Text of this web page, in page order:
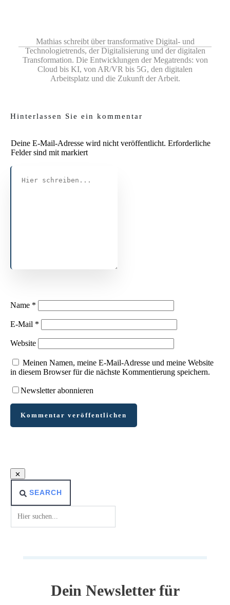
Mathias schreibt über transformative Digital- und
Technologietrends, der Digitalisierung und der digitalen
Transformation. Die Entwicklungen der Megatrends: von
Cloud bis KI, von AR/VR bis 5G, den digitalen
Arbeitsplatz und die Zukunft der Arbeit.
Hinterlassen Sie ein kommentar
Deine E-Mail-Adresse wird nicht veröffentlicht. Erforderliche
Felder sind mit markiert
Name *
E-Mail *
Website
Meinen Namen, meine E-Mail-Adresse und meine Website
in diesem Browser für die nächste Kommentierung speichern.
Newsletter abonnieren
Kommentar veröffentlichen
SEARCH
Dein Newsletter für